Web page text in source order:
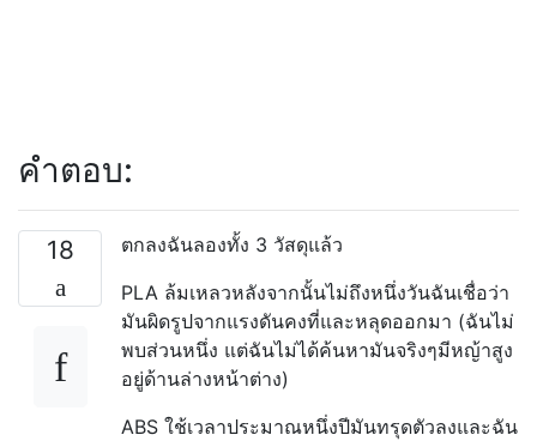
คำตอบ:
18
ตกลงฉันลองทั้ง 3 วัสดุแล้ว
PLA ล้มเหลวหลังจากนั้นไม่ถึงหนึ่งวันฉันเชื่อว่า
มันผิดรูปจากแรงดันคงที่และหลุดออกมา (ฉันไม่
พบส่วนหนึ่ง แต่ฉันไม่ได้ค้นหามันจริงๆมีหญ้าสูง
อยู่ด้านล่างหน้าต่าง)
ABS ใช้เวลาประมาณหนึ่งปีมันทรุดตัวลงและฉัน